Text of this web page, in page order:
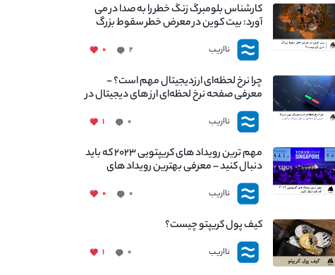
کارشناس بلومبرگ زنگ خطر را به صدا در می
آورد: بیت کوین در معرض خطر سقوط بزرگ
است - دلیل آن چیست؟
نااریب ۲ ۰
چرا نرخ لحظه‌ای ارزدیجیتال مهم است؟ -
معرفی صفحه نرخ لحظه‌ای ارز های دیجیتال در
نااریب
نااریب ۰ ۱
مهم ترین رویداد های کریپتویی ۲۰۲۳ که باید
دنبال کنید – معرفی بهترین رویداد های
جهانی
نااریب ۰ ۰
کیف پول کریپتو چیست؟
نااریب ۰ ۱